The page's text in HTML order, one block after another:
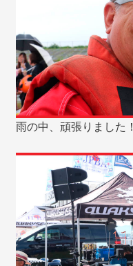
雨の中、頑張りました！